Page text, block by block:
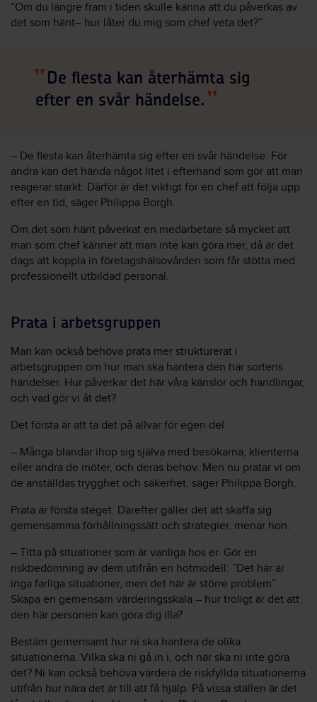
”Om du längre fram i tiden skulle känna att du påverkas av
det som hänt– hur låter du mig som chef veta det?”
De flesta kan återhämta sig
efter en svår händelse.
– De flesta kan återhämta sig efter en svår händelse. För
andra kan det hända något litet i efterhand som gör att man
reagerar starkt. Därför är det viktigt för en chef att följa upp
efter en tid, säger Philippa Borgh.
Om det som hänt påverkat en medarbetare så mycket att
man som chef känner att man inte kan göra mer, då är det
dags att koppla in företagshälsovården som får stötta med
professionellt utbildad personal.
Prata i arbetsgruppen
Man kan också behöva prata mer strukturerat i
arbetsgruppen om hur man ska hantera den här sortens
händelser. Hur påverkar det här våra känslor och handlingar,
och vad gör vi åt det?
Det första är att ta det på allvar för egen del.
– Många blandar ihop sig själva med besökarna, klienterna
eller andra de möter, och deras behov. Men nu pratar vi om
de anställdas trygghet och säkerhet, säger Philippa Borgh.
Prata är första steget. Därefter gäller det att skaffa sig
gemensamma förhållningssätt och strategier, menar hon.
– Titta på situationer som är vanliga hos er. Gör en
riskbedömning av dem utifrån en hotmodell: ”Det här är
inga farliga situationer, men det här är större problem”.
Skapa en gemensam värderingsskala – hur troligt är det att
den här personen kan göra dig illa?
Bestäm gemensamt hur ni ska hantera de olika
situationerna. Vilka ska ni gå in i, och när ska ni inte göra
det? Ni kan också behöva värdera de riskfyllda situationerna
utifrån hur nära det är till att få hjälp. På vissa ställen är det